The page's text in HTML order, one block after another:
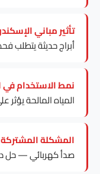
تأثير مباني
أبراج حديثة يتطلب
نمط الاستخدام في
المياه المالحة
المشكلة
صدأ كهربائي — حل